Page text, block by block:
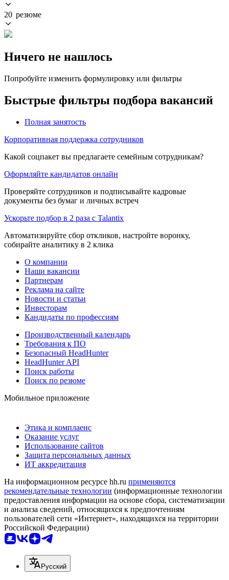
20 резюме
Ничего не нашлось
Попробуйте изменить формулировку или фильтры
Быстрые фильтры подбора вакансий
Полная занятость
Корпоративная поддержка сотрудников
Какой соцпакет вы предлагаете семейным сотрудникам?
Оформляйте кандидатов онлайн
Проверяйте сотрудников и подписывайте кадровые
документы без бумаг и личных встреч
Ускорьте подбор в 2 раза с Talantix
Автоматизируйте сбор откликов, настройте воронку,
собирайте аналитику в 2 клика
О компании
Наши вакансии
Партнерам
Реклама на сайте
Новости и статьи
Инвесторам
Кандидаты по профессиям
Производственный календарь
Требования к ПО
Безопасный HeadHunter
HeadHunter API
Поиск работы
Поиск по резюме
Мобильное приложение
Этика и комплаенс
Оказание услуг
Использование сайтов
Защита персональных данных
ИТ аккредитация
На информационном ресурсе hh.ru применяются
рекомендательные технологии (информационные технологии
предоставления информации на основе сбора, систематизации
и анализа сведений, относящихся к предпочтениям
пользователей сети «Интернет», находящихся на территории
Российской Федерации)
Русский